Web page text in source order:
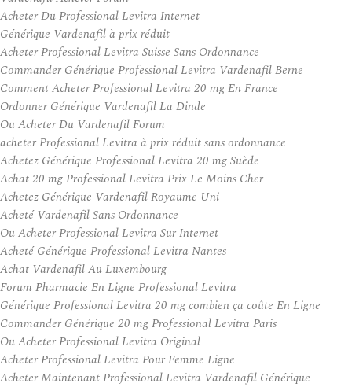
Acheter Du Professional Levitra Internet
Générique Vardenafil à prix réduit
Acheter Professional Levitra Suisse Sans Ordonnance
Commander Générique Professional Levitra Vardenafil Berne
Comment Acheter Professional Levitra 20 mg En France
Ordonner Générique Vardenafil La Dinde
Ou Acheter Du Vardenafil Forum
acheter Professional Levitra à prix réduit sans ordonnance
Achetez Générique Professional Levitra 20 mg Suède
Achat 20 mg Professional Levitra Prix Le Moins Cher
Achetez Générique Vardenafil Royaume Uni
Acheté Vardenafil Sans Ordonnance
Ou Acheter Professional Levitra Sur Internet
Acheté Générique Professional Levitra Nantes
Achat Vardenafil Au Luxembourg
Forum Pharmacie En Ligne Professional Levitra
Générique Professional Levitra 20 mg combien ça coûte En Ligne
Commander Générique 20 mg Professional Levitra Paris
Ou Acheter Professional Levitra Original
Acheter Professional Levitra Pour Femme Ligne
Acheter Maintenant Professional Levitra Vardenafil Générique